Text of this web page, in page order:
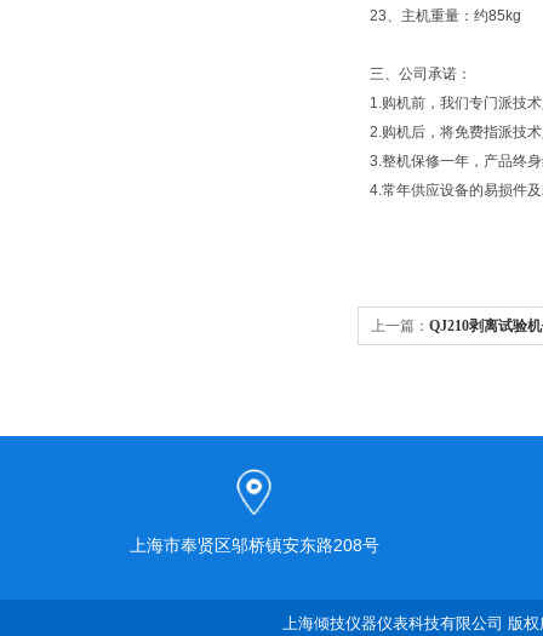
23、主机重量：约85kg
三、公司承诺：
1.购机前，我们专门派技
2.购机后，将免费指派技
3.整机保修一年，产品终
4.常年供应设备的易损件
上一篇： QJ210剥离试验
上海市奉贤区邬桥镇安东路208号
上海倾技仪器仪表科技有限公司 版